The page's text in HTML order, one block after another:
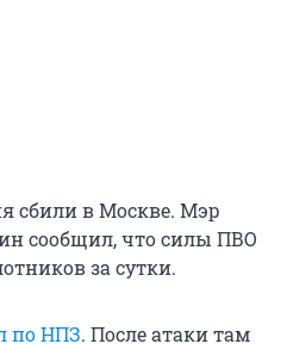
сбили в Москве. Мэр
сообщил, что силы ПВО
за сутки.
по НПЗ. После атаки там